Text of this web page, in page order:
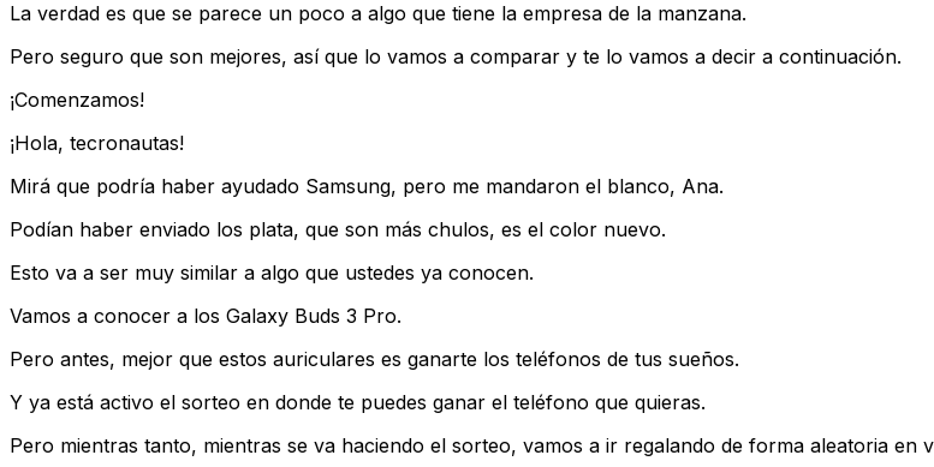
La verdad es que se parece un poco a algo que tiene la empresa de la manzana.
Pero seguro que son mejores, así que lo vamos a comparar y te lo vamos a decir a continuación.
¡Comenzamos!
¡Hola, tecronautas!
Mirá que podría haber ayudado Samsung, pero me mandaron el blanco, Ana.
Podían haber enviado los plata, que son más chulos, es el color nuevo.
Esto va a ser muy similar a algo que ustedes ya conocen.
Vamos a conocer a los Galaxy Buds 3 Pro.
Pero antes, mejor que estos auriculares es ganarte los teléfonos de tus sueños.
Y ya está activo el sorteo en donde te puedes ganar el teléfono que quieras.
Pero mientras tanto, mientras se va haciendo el sorteo, vamos a ir regalando de forma aleatoria en